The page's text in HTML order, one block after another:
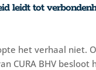
leidt tot
het verhaal niet.
CURA BHV besloot